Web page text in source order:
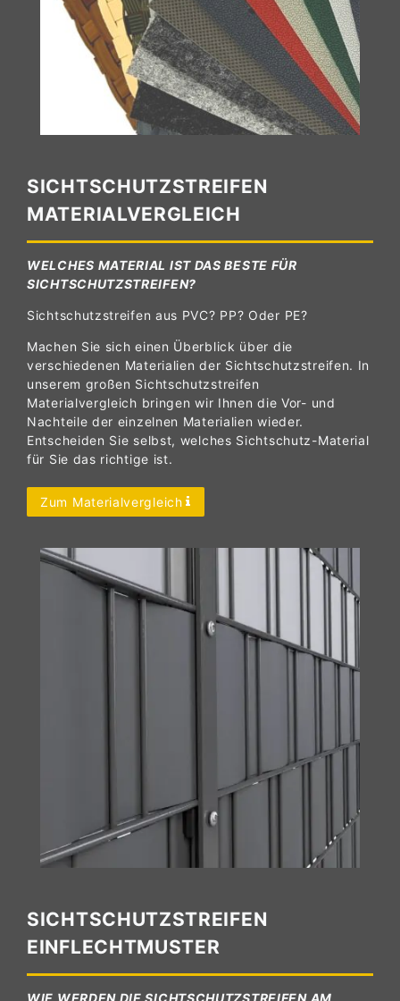
SICHTSCHUTZSTREIFEN
MATERIALVERGLEICH
WELCHES MATERIAL IST DAS BESTE FÜR
SICHTSCHUTZSTREIFEN?
Sichtschutzstreifen aus PVC? PP? Oder PE?
Machen Sie sich einen Überblick über die
verschiedenen Materialien der Sichtschutzstreifen. In
unserem großen Sichtschutzstreifen
Materialvergleich bringen wir Ihnen die Vor- und
Nachteile der einzelnen Materialien wieder.
Entscheiden Sie selbst, welches Sichtschutz-Material
für Sie das richtige ist.
Zum Materialvergleich
SICHTSCHUTZSTREIFEN
EINFLECHTMUSTER